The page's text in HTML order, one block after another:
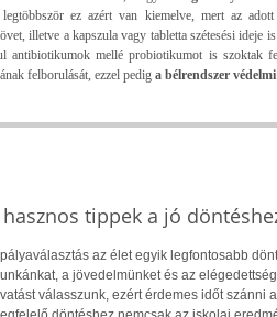
ez azért van kiemelve, mert az
illetve a kapszula vagy tabletta szétesési ideje
antibiotikumok mellé probiotikumot is szoktak
felborulását, ezzel pedig a bélrendszer
tippek a jó
az élet egyik legfontosabb
a jövedelmünket és az
válasszunk, ezért érdemes időt szánni